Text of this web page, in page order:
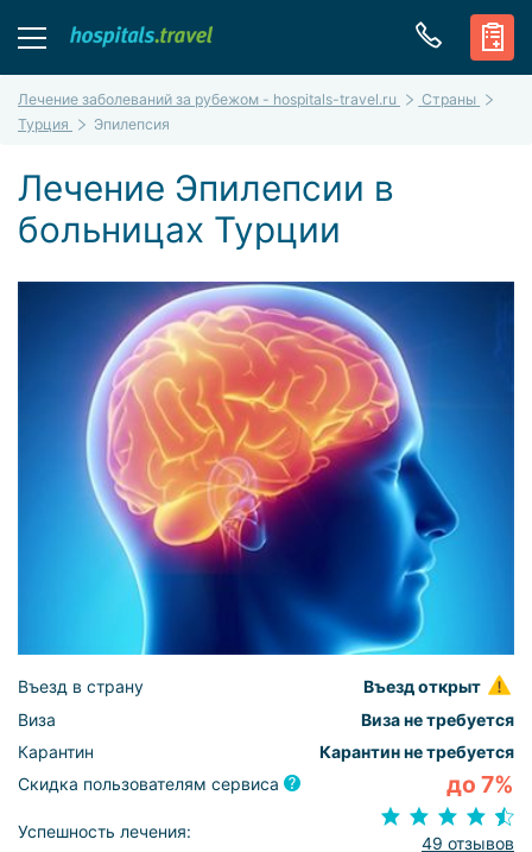
Лечение заболеваний за рубежом - hospitals-travel.ru
Страны
Турция
Эпилепсия
Лечение Эпилепсии в
больницах Турции
Въезд в страну
Въезд открыт
Виза
Виза не требуется
Карантин
Карантин не требуется
Скидка пользователям сервиса
до 7%
Успешность лечения:
49 отзывов